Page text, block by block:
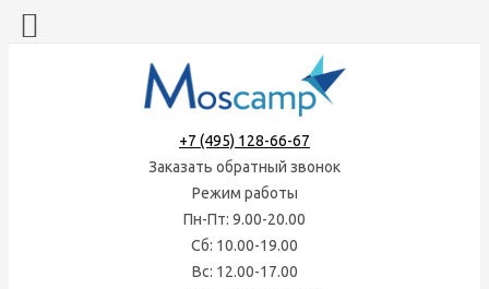
+7 (495) 128-66-67
Заказать обратный звонок
Режим работы
Пн-Пт: 9.00-20.00
Сб: 10.00-19.00
Вс: 12.00-17.00